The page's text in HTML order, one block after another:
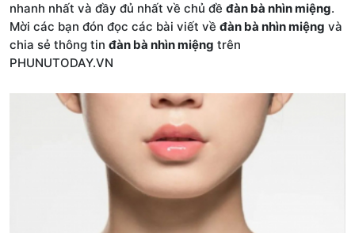
nhanh nhất và đầy đủ nhất về chủ đề đàn bà nhìn miệng.
Mời các bạn đón đọc các bài viết về đàn bà nhìn miệng và
chia sẻ thông tin đàn bà nhìn miệng trên
PHUNUTODAY.VN